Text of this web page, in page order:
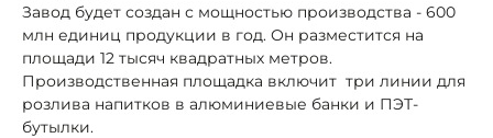
Завод будет создан с мощностью производства - 600
млн единиц продукции в год. Он разместится на
площади 12 тысяч квадратных метров.
Производственная площадка включит три линии для
розлива напитков в алюминиевые банки и ПЭТ-
бутылки.